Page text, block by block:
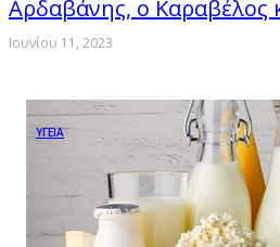
Αρδαβάνης, ο Καραβέλος
Ιουνίου 11, 2023
ΥΓΕΙΑ